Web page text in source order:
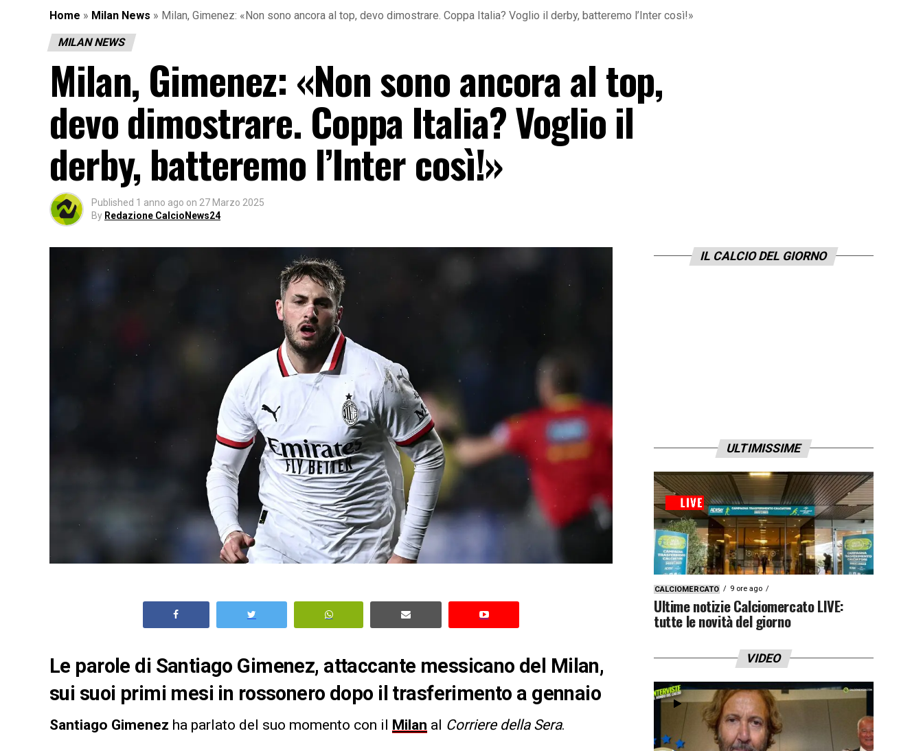
Home » Milan News » Milan, Gimenez: «Non sono ancora al top, devo dimostrare. Coppa Italia? Voglio il derby, batteremo l’Inter così!»
MILAN NEWS
Milan, Gimenez: «Non sono ancora al top,
devo dimostrare. Coppa Italia? Voglio il
derby, batteremo l’Inter così!»
Published 1 anno ago on 27 Marzo 2025
By Redazione CalcioNews24
Le parole di Santiago Gimenez, attaccante messicano del Milan,
sui suoi primi mesi in rossonero dopo il trasferimento a gennaio
Santiago Gimenez ha parlato del suo momento con il Milan al Corriere della Sera.
IL CALCIO DEL GIORNO
ULTIMISSIME
CALCIOMERCATO 9 ore ago
Ultime notizie Calciomercato LIVE:
tutte le novità del giorno
VIDEO